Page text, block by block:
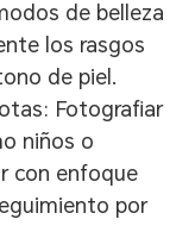
de belleza
los rasgos
de piel.
Fotografiar
niños o
con enfoque
por